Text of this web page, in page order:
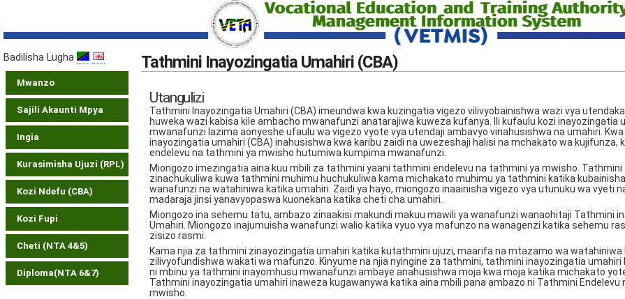
Badilisha Lugha
Mwanzo
Sajili Akaunti Mpya
Ingia
Kurasimisha Ujuzi (RPL)
Kozi Ndefu (CBA)
Kozi Fupi
Cheti (NTA 4&5)
Diploma(NTA 6&7)
Tathmini Inayozingatia Umahiri (CBA)
Utangulizi
Tathmini Inayozingatia Umahiri (CBA) imeundwa kwa kuzingatia vigezo vilivyobainishwa wazi vya
huweka wazi kabisa kile ambacho mwanafunzi anatarajiwa kuweza kufanya. Ili kufaulu kozi inayozingatia
mwanafunzi lazima aonyeshe ufaulu wa vigezo vyote vya utendaji ambavyo vinahusishwa na umahiri.
inayozingatia umahiri (CBA) inahusishwa kwa karibu zaidi na uwezeshaji halisi na mchakato wa kujifunza,
endelevu na tathmini ya mwisho hutumiwa kumpima mwanafunzi.
Miongozo imezingatia aina kuu mbili za tathmini yaani tathmini endelevu na tathmini ya mwisho. Tathmini
zinachukuliwa kuwa tathmini muhimu huchukuliwa kama michakato muhimu ya tathmini katika
wanafunzi na watahiniwa katika umahiri. Zaidi ya hayo, miongozo inaainisha vigezo vya utunuku wa vyeti
madaraja jinsi yanavyopaswa kuonekana katika cheti cha umahiri.
Miongozo ina sehemu tatu, ambazo zinaakisi makundi makuu mawili ya wanafunzi wanaohitaji Tathmini
Umahiri. Miongozo inajumuisha wanafunzi walio katika vyuo vya mafunzo na wanagenzi katika sehemu
zisizo rasmi.
Kama njia za tathmini zinayozingatia umahiri katika kutathmini ujuzi, maarifa na mtazamo wa watahiniwa
zilivyofundishwa wakati wa mafunzo. Kinyume na njia nyingine za tathmini, tathmini inayozingatia umahiri
ni mbinu ya tathmini inayomhusu mwanafunzi ambaye anahusishwa moja kwa moja katika michakato
Tathmini inayozingatia umahiri inaweza kugawanywa katika aina mbili pana ambazo ni Tathmini Endelevu
mwisho.